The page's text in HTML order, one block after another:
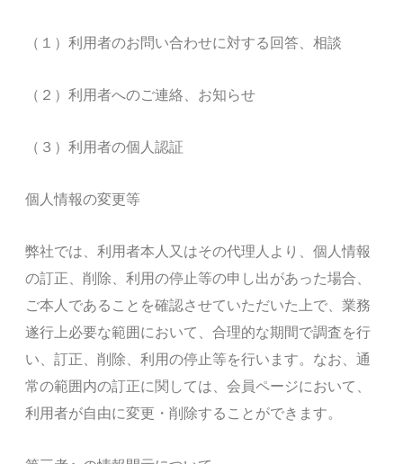
（１）利用者のお問い合わせに対する回答、相談
（２）利用者へのご連絡、お知らせ
（３）利用者の個人認証
個人情報の変更等
弊社では、利用者本人又はその代理人より、個人情報
の訂正、削除、利用の停止等の申し出があった場合、
ご本人であることを確認させていただいた上で、業務
遂行上必要な範囲において、合理的な期間で調査を行
い、訂正、削除、利用の停止等を行います。なお、通
常の範囲内の訂正に関しては、会員ページにおいて、
利用者が自由に変更・削除することができます。